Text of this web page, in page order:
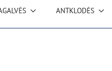
ANTKLODĖS